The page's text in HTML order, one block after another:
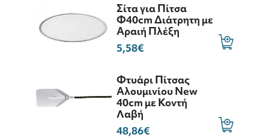
Σίτα για Πίτσα
Φ40cm Διάτρητη με
Αραιή Πλέξη
5,58€
Φτυάρι Πίτσας
Αλουμινίου New
40cm με Κοντή
Λαβή
48,86€